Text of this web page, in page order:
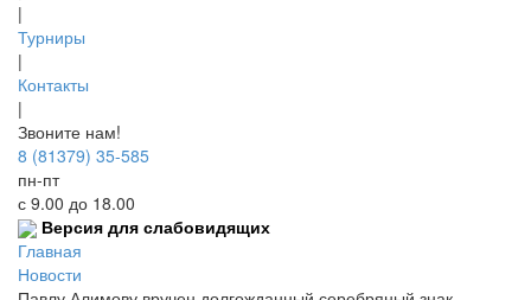
|
Турниры
|
Контакты
|
Звоните нам!
8 (81379) 35-585
пн-пт
с 9.00 до 18.00
Версия для слабовидящих
Главная
Новости